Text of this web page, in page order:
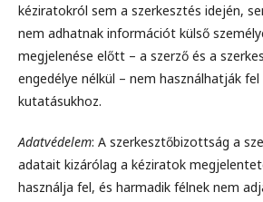
kéziratokról sem a szerkesztés idején,
nem adhatnak információt külső
megjelenése előtt – a szerző és a
engedélye nélkül – nem használhatják
kutatásukhoz.
Adatvédelem: A szerkesztőbizottság a
adatait kizárólag a kéziratok
használja fel, és harmadik félnek nem